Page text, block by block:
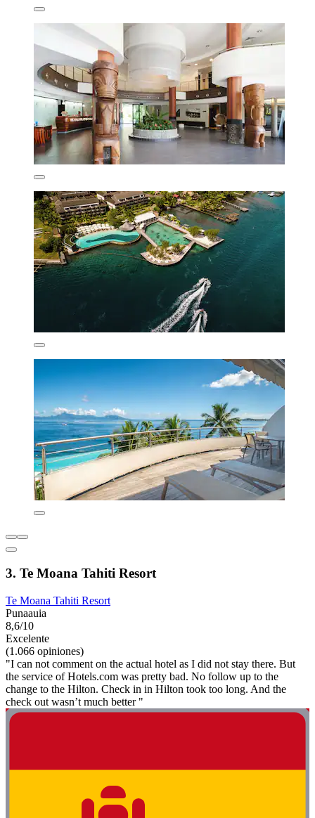
3. Te Moana Tahiti Resort
Te Moana Tahiti Resort
Punaauia
8,6/10
Excelente
(1.066 opiniones)
"I can not comment on the actual hotel as I did not stay there. But
the service of Hotels.com was pretty bad. No follow up to the
change to the Hilton. Check in in Hilton took too long. And the
check out wasn’t much better "